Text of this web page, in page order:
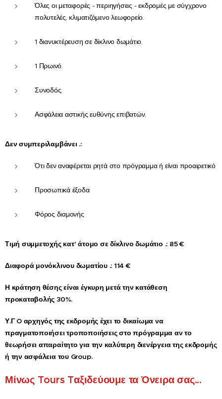
Όλες οι μεταφορές - περιηγήσεις - εκδρομές με σύγχρονο
πολυτελές, κλιματιζόμενο λεωφορείο.
1 διανυκτέρευση σε δίκλινο δωμάτιο.
1 Πρωινό.
Συνοδός.
Ασφάλεια αστικής ευθύνης επιβατών.
Δεν συμπεριλαμβάνει .:
Ότι δεν αναφέρεται ρητά στο πρόγραμμα ή είναι προαιρετικό
Προσωπικά έξοδα
Φόρος διαμονής
Τιμή συμμετοχής κατ' άτομο σε δίκλινο δωμάτιο .: 85 €
Διαφορά μονόκλινου δωματίου .: 114 €
Η κράτηση θέσης είναι έγκυρη μετά την κατάθεση
προκαταβολής 30%.
Υ.Γ O αρχηγός της εκδρομής έχει το δικαίωμα να
πραγματοποιήσει τροποποιήσεις στο πρόγραμμα αν το
θεωρήσει απαραίτητο για την καλύτερη διενέργεια της εκδρομής
ή την ασφάλεια του Group.
Μίνως Tours Tαξιδεύουμε τα Όνειρα σας...